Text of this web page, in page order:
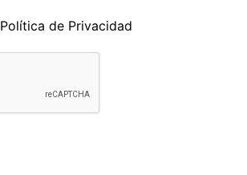
Política de Privacidad